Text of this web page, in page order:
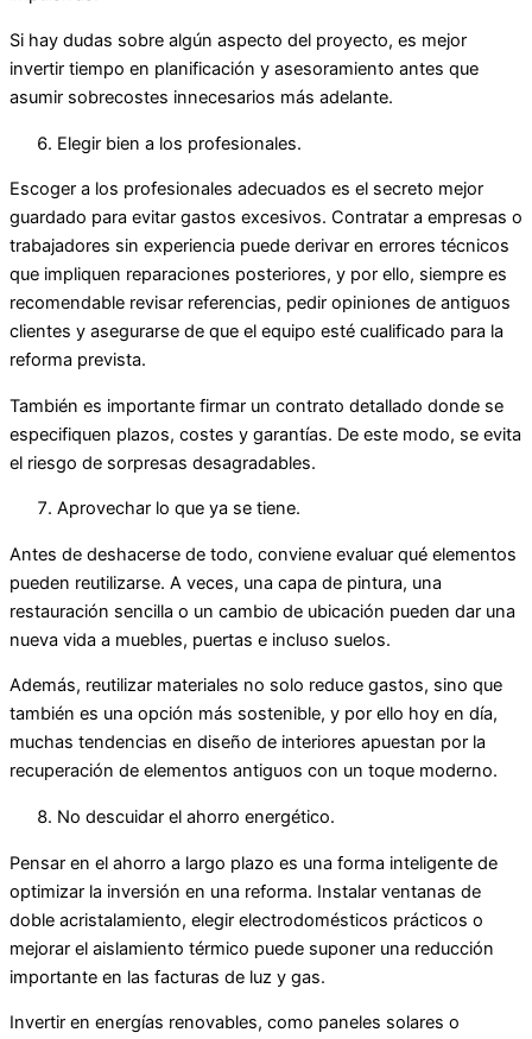
Si hay dudas sobre algún aspecto del proyecto, es mejor
invertir tiempo en planificación y asesoramiento antes que
asumir sobrecostes innecesarios más adelante.
Elegir bien a los profesionales.
Escoger a los profesionales adecuados es el secreto mejor
guardado para evitar gastos excesivos. Contratar a empresas o
trabajadores sin experiencia puede derivar en errores técnicos
que impliquen reparaciones posteriores, y por ello, siempre es
recomendable revisar referencias, pedir opiniones de antiguos
clientes y asegurarse de que el equipo esté cualificado para la
reforma prevista.
También es importante firmar un contrato detallado donde se
especifiquen plazos, costes y garantías. De este modo, se evita
el riesgo de sorpresas desagradables.
Aprovechar lo que ya se tiene.
Antes de deshacerse de todo, conviene evaluar qué elementos
pueden reutilizarse. A veces, una capa de pintura, una
restauración sencilla o un cambio de ubicación pueden dar una
nueva vida a muebles, puertas e incluso suelos.
Además, reutilizar materiales no solo reduce gastos, sino que
también es una opción más sostenible, y por ello hoy en día,
muchas tendencias en diseño de interiores apuestan por la
recuperación de elementos antiguos con un toque moderno.
No descuidar el ahorro energético.
Pensar en el ahorro a largo plazo es una forma inteligente de
optimizar la inversión en una reforma. Instalar ventanas de
doble acristalamiento, elegir electrodomésticos prácticos o
mejorar el aislamiento térmico puede suponer una reducción
importante en las facturas de luz y gas.
Invertir en energías renovables, como paneles solares o